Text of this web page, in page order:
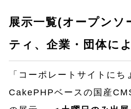
展示一覧(オープンソ
ティ、企業・団体に
「コーポレートサイトにち
CakePHPベースの国産